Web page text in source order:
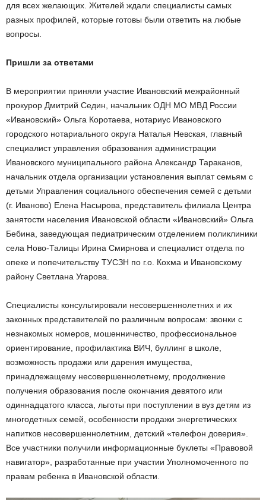
для всех желающих. Жителей ждали специалисты самых
разных профилей, которые готовы были ответить на любые
вопросы.
Пришли за ответами
В мероприятии приняли участие Ивановский межрайонный
прокурор Дмитрий Седин, начальник ОДН МО МВД России
«Ивановский» Ольга Коротаева, нотариус Ивановского
городского нотариального округа Наталья Невская, главный
специалист управления образования администрации
Ивановского муниципального района Александр Тараканов,
начальник отдела организации установления выплат семьям с
детьми Управления социального обеспечения семей с детьми
(г. Иваново) Елена Насырова, представитель филиала Центра
занятости населения Ивановской области «Ивановский» Ольга
Бебина, заведующая педиатрическим отделением поликлиники
села Ново-Талицы Ирина Смирнова и специалист отдела по
опеке и попечительству ТУСЗН по г.о. Кохма и Ивановскому
району Светлана Угарова.
Специалисты консультировали несовершеннолетних и их
законных представителей по различным вопросам: звонки с
незнакомых номеров, мошенничество, профессиональное
ориентирование, профилактика ВИЧ, буллинг в школе,
возможность продажи или дарения имущества,
принадлежащему несовершеннолетнему, продолжение
получения образования после окончания девятого или
одиннадцатого класса, льготы при поступлении в вуз детям из
многодетных семей, особенности продажи энергетических
напитков несовершеннолетним, детский «телефон доверия».
Все участники получили информационные буклеты «Правовой
навигатор», разработанные при участии Уполномоченного по
правам ребенка в Ивановской области.